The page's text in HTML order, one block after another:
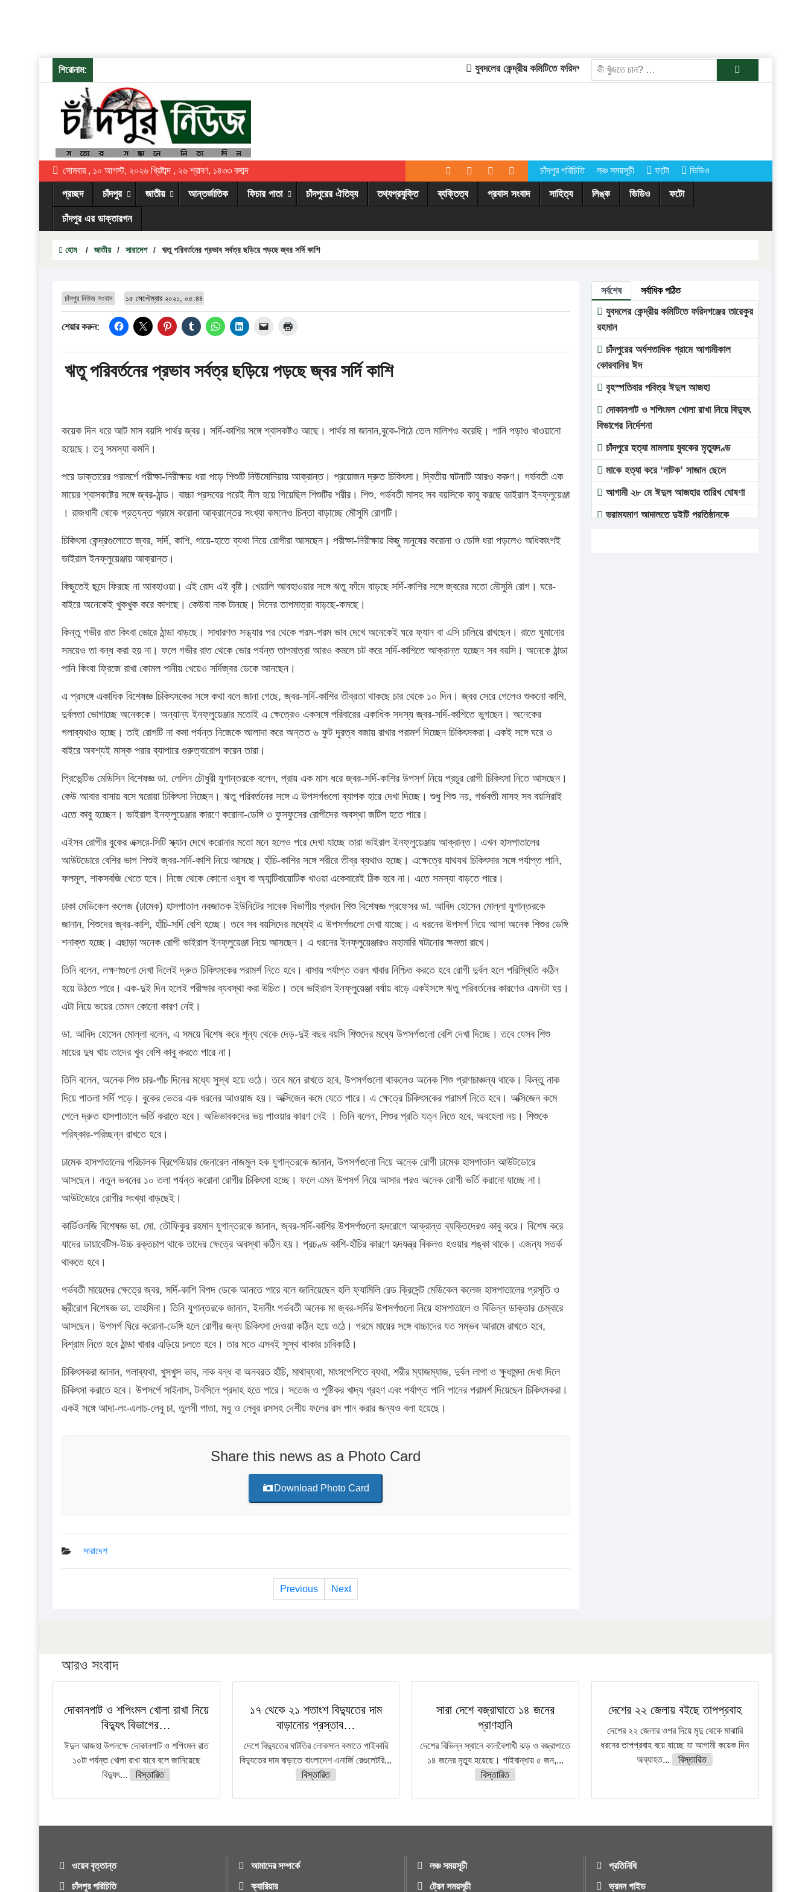
শিরোনাম: যুবদলের কেন্দ্রীয় কমিটিতে ফরিদগঞ্জের তারেকুর রহমান চাঁদপুরের অর্ধশতাধিক গ্রামে আগামীকাল
সোমবার , ১০ আগস্ট, ২০২৬ খ্রিষ্টাব্দ , ২৬ শ্রাবণ, ১৪৩৩ বঙ্গাব্দ চাঁদপুর পরিচিতি লঞ্চ সময়সূচী ফটো ভিডিও
প্রচ্ছদ চাঁদপুর জাতীয় আন্তর্জাতিক ফিচার পাতা চাঁদপুরের ঐতিহ্য তথ্যপ্রযুক্তি ব্যক্তিত্ব প্রবাস সংবাদ সাহিত্য লিঙ্ক ভিডিও ফটো
চাঁদপুর এর ডাক্তারগন
হোম / জাতীয় / সারাদেশ / ঋতু পরিবর্তনের প্রভাব সর্বত্র ছড়িয়ে পড়ছে জ্বর সর্দি কাশি
চাঁদপুর নিউজ সংবাদ ১৫ সেপ্টেম্বার ২০২১, ০৫:৪৪
শেয়ার করুন:
ঋতু পরিবর্তনের প্রভাব সর্বত্র ছড়িয়ে পড়ছে জ্বর সর্দি কাশি
কয়েক দিন ধরে আট মাস বয়সি পার্থর জ্বর। সর্দি-কাশির সঙ্গে শ্বাসকষ্টও আছে। পার্থর মা জানান,বুকে-পিঠে তেল মালিশও করেছি। পানি পড়াও খাওয়ানো
হয়েছে। তবু সমস্যা কমনি।
পরে ডাক্তারের পরামর্শে পরীক্ষা-নিরীক্ষায় ধরা পড়ে শিশুটি নিউমোনিয়ায় আক্রান্ত। প্রয়োজন দ্রুত চিকিৎসা। দ্বিতীয় ঘটনাটি আরও করুণ। গর্ভবতী এক
মায়ের শ্বাসকষ্টের সঙ্গে জ্বর-ঠান্ড। বাচ্চা প্রসবের পরেই নীল হয়ে গিয়েছিল শিশুটির শরীর। শিশু, গর্ভবতী মাসহ সব বয়সিকে কাবু করছে ভাইরাল ইনফ্লুয়েঞ্জা
। রাজধানী থেকে প্রত্যন্ত গ্রামে করোনা আক্রান্তের সংখ্যা কমলেও চিন্তা বাড়াচ্ছে মৌসুমি রোগটি।
চিকিৎসা কেন্দ্রগুলোতে জ্বর, সর্দি, কাশি, গায়ে-হাতে ব্যথা নিয়ে রোগীরা আসছেন। পরীক্ষা-নিরীক্ষায় কিছু মানুষের করোনা ও ডেঙ্গি ধরা পড়লেও অধিকাংশই
ভাইরাল ইনফ্লুয়েঞ্জায় আক্রান্ত।
কিছুতেই ছন্দে ফিরছে না আবহাওয়া। এই রোদ এই বৃষ্টি। খেয়ালি আবহাওয়ার সঙ্গে ঋতু ফাঁদে বাড়ছে সর্দি-কাশির সঙ্গে জ্বরের মতো মৌসুমি রোগ। ঘরে-
বাইরে অনেকেই খুকখুক করে কাশছে। কেউবা নাক টানছে। দিনের তাপমাত্রা বাড়ছে-কমছে।
কিন্তু গভীর রাত কিংবা ভোরে ঠান্ডা বাড়ছে। সাধারণত সন্ধ্যার পর থেকে গরম-গরম ভাব দেখে অনেকেই ঘরে ফ্যান বা এসি চালিয়ে রাখছেন। রাতে ঘুমানোর
সময়েও তা বন্ধ করা হয় না। ফলে গভীর রাত থেকে ভোর পর্যন্ত তাপমাত্রা আরও কমলে চট করে সর্দি-কাশিতে আক্রান্ত হচ্ছেন সব বয়সি। অনেকে ঠান্ডা
পানি কিংবা ফ্রিজে রাখা কোমল পানীয় খেয়েও সর্দিজ্বর ডেকে আনছেন।
এ প্রসঙ্গে একাধিক বিশেষজ্ঞ চিকিৎসকের সঙ্গে কথা বলে জানা গেছে, জ্বর-সর্দি-কাশির তীব্রতা থাকছে চার থেকে ১০ দিন। জ্বর সেরে গেলেও শুকনো কাশি,
দুর্বলতা ভোগাচ্ছে অনেককে। অন্যান্য ইনফ্লুয়েঞ্জার মতোই এ ক্ষেত্রেও একসঙ্গে পরিবারের একাধিক সদস্য জ্বর-সর্দি-কাশিতে ভুগছেন। অনেকের
গলাব্যথাও হচ্ছে। তাই রোগটি না কমা পর্যন্ত নিজেকে আলাদা করে অন্তত ৬ ফুট দূরত্ব বজায় রাখার পরামর্শ দিচ্ছেন চিকিৎসকরা। একই সঙ্গে ঘরে ও
বাইরে অবশ্যই মাস্ক পরার ব্যাপারে গুরুত্বারোপ করেন তারা।
প্রিভেন্টিভ মেডিসিন বিশেষজ্ঞ ডা. লেলিন চৌধুরী যুগান্তরকে বলেন, প্রায় এক মাস ধরে জ্বর-সর্দি-কাশির উপসর্গ নিয়ে প্রচুর রোগী চিকিৎসা নিতে আসছেন।
কেউ আবার বাসায় বসে ঘরোয়া চিকিৎসা নিচ্ছেন। ঋতু পরিবর্তনের সঙ্গে এ উপসর্গগুলো ব্যাপক হারে দেখা দিচ্ছে। শুধু শিশু নয়, গর্ভবতী মাসহ সব বয়সিরাই
এতে কাবু হচ্ছেন। ভাইরাল ইনফ্লুয়েঞ্জার কারণে করোনা-ডেঙ্গি ও ফুসফুসের রোগীদের অবস্থা জটিল হতে পারে।
এইসব রোগীর বুকের এক্সরে-সিটি স্ক্যান দেখে করোনার মতো মনে হলেও পরে দেখা যাচ্ছে তারা ভাইরাল ইনফ্লুয়েঞ্জায় আক্রান্ত। এখন হাসপাতালের
আউটডোরে বেশির ভাগ শিশুই জ্বর-সর্দি-কাশি নিয়ে আসছে। হাঁচি-কাশির সঙ্গে শরীরে তীব্র ব্যথাও হচ্ছে। এক্ষেত্রে যাথযথ চিকিৎসার সঙ্গে পর্যাপ্ত পানি,
ফলমূল, শাকসবজি খেতে হবে। নিজে থেকে কোনো ওষুধ বা অ্যান্টিবায়োটিক খাওয়া একেবারেই ঠিক হবে না। এতে সমস্যা বাড়তে পারে।
ঢাকা মেডিকেল কলেজ (ঢামেক) হাসপাতাল নবজাতক ইউনিটের সাবেক বিভাগীয় প্রধান শিশু বিশেষজ্ঞ প্রফেসর ডা. আবিদ হোসেন মোল্লা যুগান্তরকে
জানান, শিশুদের জ্বর-কাশি, হাঁচি-সর্দি বেশি হচ্ছে। তবে সব বয়সিদের মধ্যেই এ উপসর্গগুলো দেখা যাচ্ছে। এ ধরনের উপসর্গ নিয়ে আসা অনেক শিশুর ডেঙ্গি
শনাক্ত হচ্ছে। এছাড়া অনেক রোগী ভাইরাল ইনফ্লুয়েঞ্জা নিয়ে আসছেন। এ ধরনের ইনফ্লুয়েঞ্জারও মহামারি ঘটানোর ক্ষমতা রাখে।
তিনি বলেন, লক্ষণগুলো দেখা দিলেই দ্রুত চিকিৎসকের পরামর্শ নিতে হবে। বাসায় পর্যাপ্ত তরল খাবার নিশ্চিত করতে হবে রোগী দুর্বল হলে পরিস্থিতি কঠিন
হয়ে উঠতে পারে। এক-দুই দিন হলেই পরীক্ষার ব্যবস্থা করা উচিত। তবে ভাইরাল ইনফ্লুয়েঞ্জা বর্ষায় বাড়ে একইসঙ্গে ঋতু পরিবর্তনের কারণেও এমনটা হয়।
এটা নিয়ে ভয়ের তেমন কোনো কারণ নেই।
ডা. আবিদ হোসেন মোল্লা বলেন, এ সময়ে বিশেষ করে শূন্য থেকে দেড়-দুই বছর বয়সি শিশুদের মধ্যে উপসর্গগুলো বেশি দেখা দিচ্ছে। তবে যেসব শিশু
মায়ের দুধ খায় তাদের খুব বেশি কাবু করতে পারে না।
তিনি বলেন, অনেক শিশু চার-পাঁচ দিনের মধ্যে সুস্থ হয়ে ওঠে। তবে মনে রাখতে হবে, উপসর্গগুলো থাকলেও অনেক শিশু প্রাণচাঞ্চল্য থাকে। কিন্তু নাক
দিয়ে পাতলা সর্দি পড়ে। বুকের ভেতর এক ধরনের আওয়াজ হয়। অক্সিজেন কমে যেতে পারে। এ ক্ষেত্রে চিকিৎসকের পরামর্শ নিতে হবে। অক্সিজেন কমে
গেলে দ্রুত হাসপাতালে ভর্তি করাতে হবে। অভিভাবকদের ভয় পাওয়ার কারণ নেই । তিনি বলেন, শিশুর প্রতি যত্ন নিতে হবে, অবহেলা নয়। শিশুকে
পরিষ্কার-পরিচ্ছন্ন রাখতে হবে।
ঢামেক হাসপাতালের পরিচালক ব্রিগেডিয়ার জেনারেল নাজমুল হক যুগান্তরকে জানান, উপসর্গগুলো নিয়ে অনেক রোগী ঢামেক হাসপাতাল আউটডোরে
আসছেন। নতুন ভবনের ১০ তলা পর্যন্ত করোনা রোগীর চিকিৎসা হচ্ছে। ফলে এমন উপসর্গ নিয়ে আসার পরও অনেক রোগী ভর্তি করানো যাচ্ছে না।
আউটডোরে রোগীর সংখ্যা বাড়ছেই।
কার্ডিওলজি বিশেষজ্ঞ ডা. মো. তৌফিকুর রহমান যুগান্তরকে জানান, জ্বর-সর্দি-কাশির উপসর্গগুলো হৃদরোগে আক্রান্ত ব্যক্তিদেরও কাবু করে। বিশেষ করে
যাদের ডায়াবেটিস-উচ্চ রক্তচাপ থাকে তাদের ক্ষেত্রে অবস্থা কঠিন হয়। প্রচণ্ড কাশি-হাঁচির কারণে হৃদযন্ত্র বিকলও হওয়ার শঙ্কা থাকে। এজন্য সতর্ক
থাকতে হবে।
গর্ভবতী মায়েদের ক্ষেত্রে জ্বর, সর্দি-কাশি বিপদ ডেকে আনতে পারে বলে জানিয়েছেন হলি ফ্যামিলি রেড ক্রিসেন্ট মেডিকেল কলেজ হাসপাতালের প্রসূতি ও
স্ত্রীরোগ বিশেষজ্ঞ ডা. তাহমিনা। তিনি যুগান্তরকে জানান, ইদানীং গর্ভবতী অনেক মা জ্বর-সর্দির উপসর্গগুলো নিয়ে হাসপাতালে ও বিভিন্ন ডাক্তার চেম্বারে
আসছেন। উপসর্গ ঘিরে করোনা-ডেঙ্গি হলে রোগীর জন্য চিকিৎসা দেওয়া কঠিন হয়ে ওঠে। গরমে মায়ের সঙ্গে বাচ্চাদের যত সম্ভব আরামে রাখতে হবে,
বিশ্রাম নিতে হবে ঠান্ডা খাবার এড়িয়ে চলতে হবে। তার মতে এসবই সুস্থ থাকার চাবিকাঠি।
চিকিৎসকরা জানান, গলাব্যথা, খুসখুস ভাব, নাক বন্ধ বা অনবরত হাঁচি, মাথাব্যথা, মাংসপেশিতে ব্যথা, শরীর ম্যাজম্যাজ, দুর্বল লাগা ও ক্ষুধামন্দা দেখা দিলে
চিকিৎসা করাতে হবে। উপসর্গে সাইনাস, টনসিলে প্রদাহ হতে পারে। সতেজ ও পুষ্টিকর খাদ্য গ্রহণ এবং পর্যাপ্ত পানি পানের পরামর্শ দিয়েছেন চিকিৎসকরা।
একই সঙ্গে আদা-লং-এলাচ-লেবু চা, তুলসী পাতা, মধু ও লেবুর রসসহ দেশীয় ফলের রস পান করার জন্যও বলা হয়েছে।
Share this news as a Photo Card
Download Photo Card
সারাদেশ
Previous Next
সর্বশেষ সর্বাধিক পঠিত
যুবদলের কেন্দ্রীয় কমিটিতে ফরিদগঞ্জের তারেকুর
রহমান
চাঁদপুরের অর্ধশতাধিক গ্রামে আগামীকাল
কোরবানির ঈদ
বৃহস্পতিবার পবিত্র ঈদুল আজহা
দোকানপাট ও শপিংমল খোলা রাখা নিয়ে বিদ্যুৎ
বিভাগের নির্দেশনা
চাঁদপুরে হত্যা মামলায় যুবকের মৃত্যুদণ্ড
মাকে হত্যা করে ‘নাটক’ সাজান ছেলে
আগামী ২৮ মে ঈদুল আজহার তারিখ ঘোষণা
ভ্রাম্যমাণ আদালতে দুইটি প্রতিষ্ঠানকে
আরও সংবাদ
দোকানপাট ও শপিংমল খোলা রাখা নিয়ে
বিদ্যুৎ বিভাগের…
ঈদুল আজহা উপলক্ষে দোকানপাট ও শপিংমল রাত
১০টা পর্যন্ত খোলা রাখা যাবে বলে জানিয়েছে
বিদ্যুৎ...
বিস্তারিত
১৭ থেকে ২১ শতাংশ বিদ্যুতের দাম
বাড়ানোর প্রস্তাব…
দেশে বিদ্যুতের ঘাটতির লোকসান কমাতে পাইকারি
বিদ্যুতের দাম বাড়াতে বাংলাদেশ এনার্জি রেগুলেটরি...
বিস্তারিত
সারা দেশে বজ্রাঘাতে ১৪ জনের
প্রাণহানি
দেশের বিভিন্ন স্থানে কালবৈশাখী ঝড় ও বজ্রাপাতে
১৪ জনের মৃত্যু হয়েছে। গাইবান্ধায় ৫ জন,...
বিস্তারিত
দেশের ২২ জেলায় বইছে তাপপ্রবাহ
দেশের ২২ জেলার ওপর দিয়ে মৃদু থেকে মাঝারি
ধরনের তাপপ্রবাহ বয়ে যাচ্ছে যা আগামী কয়েক দিন
অব্যাহত...
বিস্তারিত
ওয়েব বৃত্তান্ত
চাঁদপুর পরিচিতি
আমাদের সম্পর্কে
ক্যারিয়ার
লঞ্চ সময়সূচী
ট্রেন সময়সূচী
প্রতিনিধি
ভ্রমন গাইড